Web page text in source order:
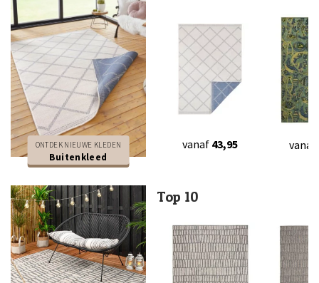
ONTDEK NIEUWE KLEDEN
Buitenkleed
vanaf 43,95 vanaf
Top 10